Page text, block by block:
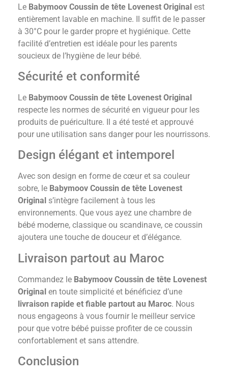
Le Babymoov Coussin de tête Lovenest Original est
entièrement lavable en machine. Il suffit de le passer
à 30°C pour le garder propre et hygiénique. Cette
facilité d’entretien est idéale pour les parents
soucieux de l’hygiène de leur bébé.
Sécurité et conformité
Le Babymoov Coussin de tête Lovenest Original
respecte les normes de sécurité en vigueur pour les
produits de puériculture. Il a été testé et approuvé
pour une utilisation sans danger pour les nourrissons.
Design élégant et intemporel
Avec son design en forme de cœur et sa couleur
sobre, le Babymoov Coussin de tête Lovenest
Original s’intègre facilement à tous les
environnements. Que vous ayez une chambre de
bébé moderne, classique ou scandinave, ce coussin
ajoutera une touche de douceur et d’élégance.
Livraison partout au Maroc
Commandez le Babymoov Coussin de tête Lovenest
Original en toute simplicité et bénéficiez d’une
livraison rapide et fiable partout au Maroc. Nous
nous engageons à vous fournir le meilleur service
pour que votre bébé puisse profiter de ce coussin
confortablement et sans attendre.
Conclusion